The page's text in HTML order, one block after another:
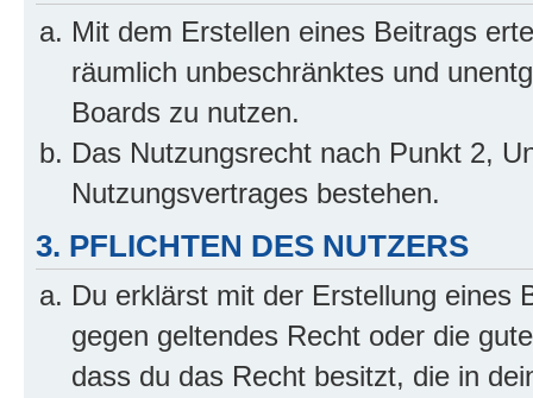
Mit dem Erstellen eines Beitrags
räumlich unbeschränktes und
Boards zu nutzen.
Das Nutzungsrecht nach Punkt 2,
Nutzungsvertrages bestehen.
3. PFLICHTEN DES NUTZERS
Du erklärst mit der Erstellung eines
gegen geltendes Recht oder die
dass du das Recht besitzt, die in